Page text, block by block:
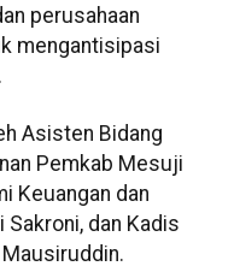
perusahaan
mengantisipasi
Asisten Bidang
Pemkab Mesuji
Keuangan dan
dan Kadis